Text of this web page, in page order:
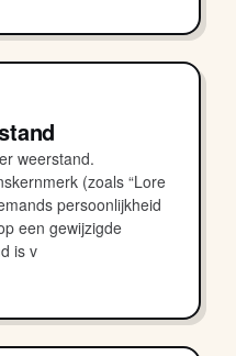
weerstand.
(zoals “Lore
persoonlijkheid
een gewijzigde
is v